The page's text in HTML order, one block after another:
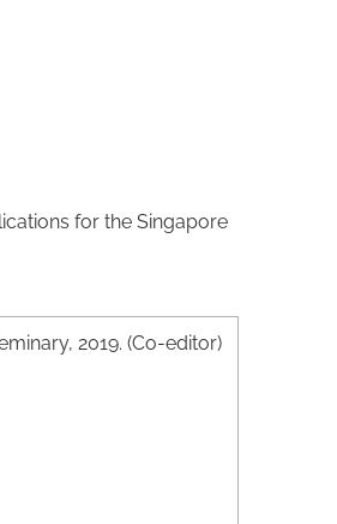
for the Singapore
2019. (Co-editor)